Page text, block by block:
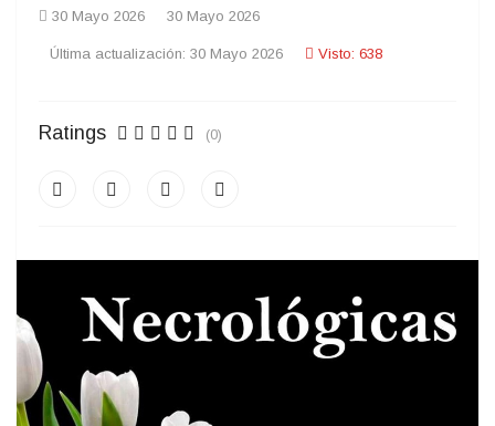
30 Mayo 2026 30 Mayo 2026
Última actualización: 30 Mayo 2026 Visto: 638
Ratings (0)